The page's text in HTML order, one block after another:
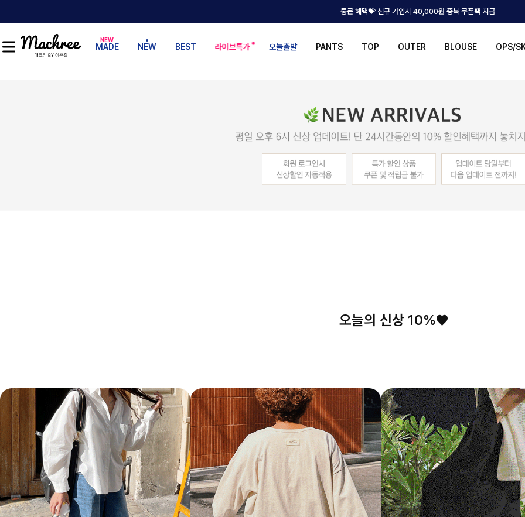
통큰 혜택💝 신규 가입시 40,000원 중복 쿠폰팩 지급
MADE NEW BEST 라이브특가 오늘출발 PANTS TOP OUTER BLOUSE OPS/
오늘의 신상 10%♥